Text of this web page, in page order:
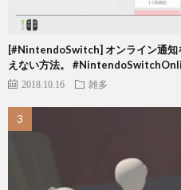
[#NintendoSwitch] オンライン通知
えない方法。
2018.10.16 雑多